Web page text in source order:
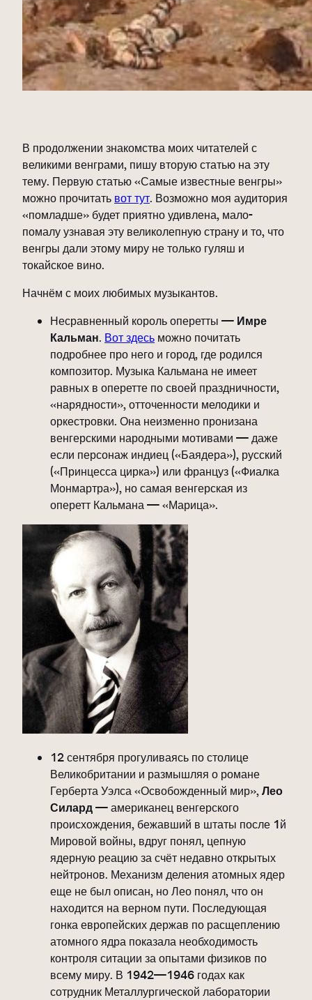
В продолжении знакомства моих читателей с
великими венграми, пишу вторую статью на эту
тему. Первую статью «Самые известные венгры»
можно прочитать вот тут. Возможно моя аудитория
«помладше» будет приятно удивлена, мало-
помалу узнавая эту великолепную страну и то, что
венгры дали этому миру не только гуляш и
токайское вино.
Начнём с моих любимых музыкантов.
Несравненный король оперетты — Имре
Кальман. Вот здесь можно почитать
подробнее про него и город, где родился
композитор. Музыка Кальмана не имеет
равных в оперетте по своей праздничности,
«нарядности», отточенности мелодики и
оркестровки. Она неизменно пронизана
венгерскими народными мотивами — даже
если персонаж индиец («Баядера»), русский
(«Принцесса цирка») или француз («Фиалка
Монмартра»), но самая венгерская из
оперетт Кальмана — «Марица».
12 сентября прогуливаясь по столице
Великобритании и размышляя о романе
Герберта Уэлса «Освобожденный мир»,Лео
Силард— американец венгерского
происхождения, бежавший в штаты после 1й
Мировой войны, вдруг понял, цепную
ядерную реацию за счёт недавно открытых
нейтронов. Механизм деления атомных ядер
еще не был описан, но Лео понял, что он
находится на верном пути. Последующая
гонка европейских держав по расщеплению
атомного ядра показала необходимость
контроля ситации за опытами физиков по
всему миру. В 1942—1946 годах как
сотрудник Металлургической лаборатории